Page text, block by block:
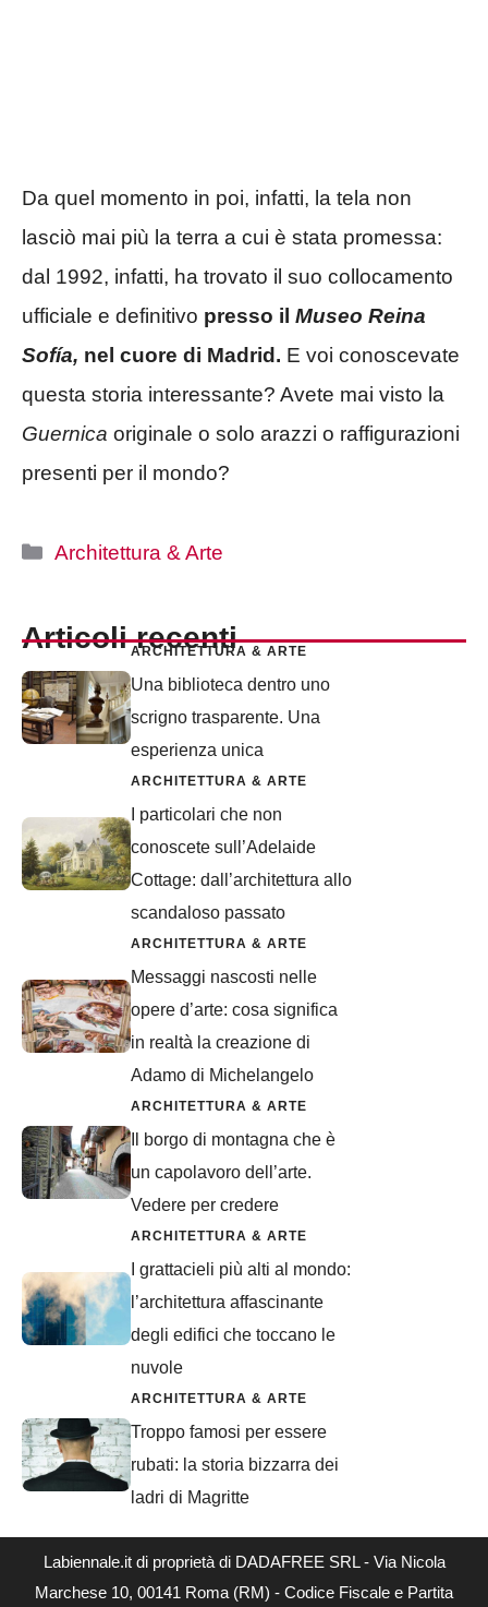
Da quel momento in poi, infatti, la tela non
lasciò mai più la terra a cui è stata promessa:
dal 1992, infatti, ha trovato il suo collocamento
ufficiale e definitivo presso il Museo Reina
Sofía, nel cuore di Madrid. E voi conoscevate
questa storia interessante? Avete mai visto la
Guernica originale o solo arazzi o raffigurazioni
presenti per il mondo?
Categorie
Architettura & Arte
Articoli recenti
ARCHITETTURA & ARTE
Una biblioteca dentro uno
scrigno trasparente. Una
esperienza unica
ARCHITETTURA & ARTE
I particolari che non
conoscete sull’Adelaide
Cottage: dall’architettura allo
scandaloso passato
ARCHITETTURA & ARTE
Messaggi nascosti nelle
opere d’arte: cosa significa
in realtà la creazione di
Adamo di Michelangelo
ARCHITETTURA & ARTE
Il borgo di montagna che è
un capolavoro dell’arte.
Vedere per credere
ARCHITETTURA & ARTE
I grattacieli più alti al mondo:
l’architettura affascinante
degli edifici che toccano le
nuvole
ARCHITETTURA & ARTE
Troppo famosi per essere
rubati: la storia bizzarra dei
ladri di Magritte
Labiennale.it di proprietà di DADAFREE SRL - Via Nicola
Marchese 10, 00141 Roma (RM) - Codice Fiscale e Partita